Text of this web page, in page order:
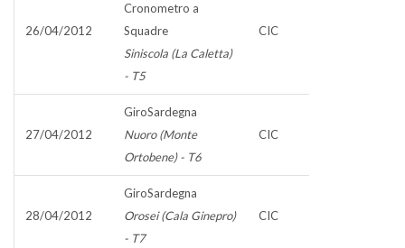
26/04/2012
Cronometro a
Squadre
Siniscola (La Caletta)
- T5
CIC
27/04/2012
GiroSardegna
Nuoro (Monte
Ortobene) - T6
CIC
28/04/2012
GiroSardegna
Orosei (Cala Ginepro)
- T7
CIC